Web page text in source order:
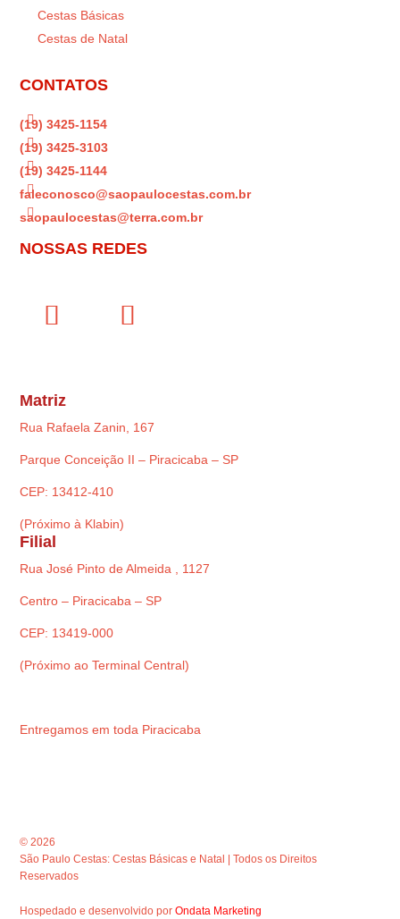
Cestas Básicas
Cestas de Natal
CONTATOS

(19) 3425-1154

(19) 3425-3103

(19) 3425-1144

faleconosco@saopaulocestas.com.br

saopaulocestas@terra.com.br
NOSSAS REDES
Matriz
Rua Rafaela Zanin, 167
Parque Conceição II – Piracicaba – SP
CEP: 13412-410
(Próximo à Klabin)
Filial
Rua José Pinto de Almeida , 1127
Centro – Piracicaba – SP
CEP: 13419-000
(Próximo ao Terminal Central)
Entregamos em toda Piracicaba
© 2026
São Paulo Cestas: Cestas Básicas e Natal | Todos os Direitos
Reservados
Hospedado e desenvolvido porOndata Marketing